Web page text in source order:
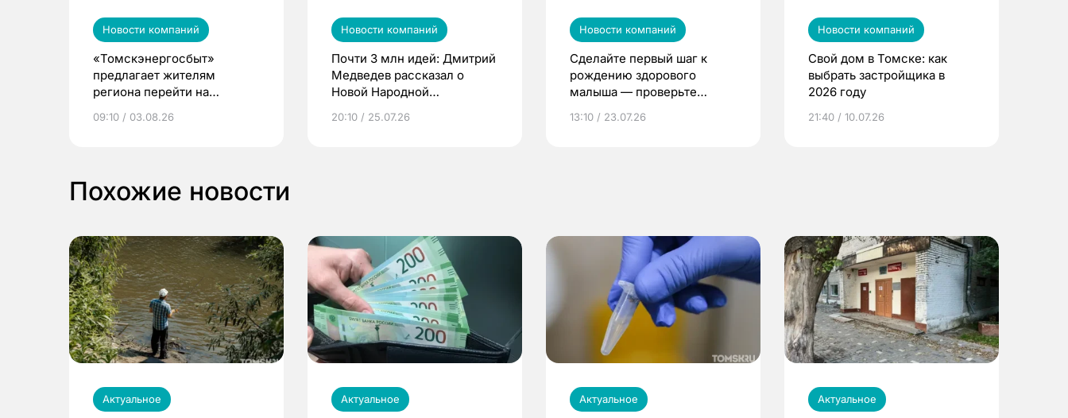
Новости компаний
«Томскэнергосбыт»
предлагает жителям
региона перейти на
выиграть призы
09:10 / 03.08.26
Новости компаний
Почти 3 млн идей: Дмитрий
Медведев рассказал о
Новой Народной
20:10 / 25.07.26
Новости компаний
Сделайте первый шаг к
рождению здорового
малыша — проверьте
по ОМС!
13:10 / 23.07.26
Новости компаний
Свой дом в Томске: как
выбрать застройщика в
2026 году
21:40 / 10.07.26
Похожие новости
Актуальное Актуальное Актуальное Актуальное